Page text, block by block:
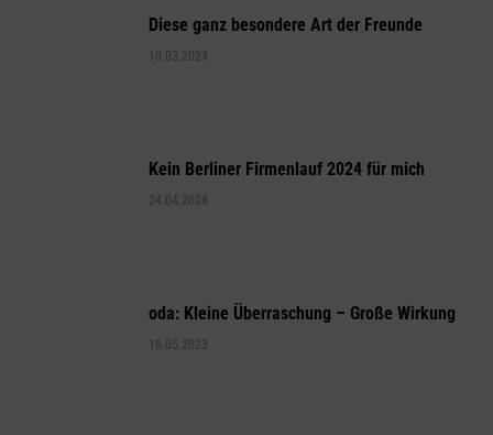
Diese ganz besondere Art der Freunde
10.03.2024
Kein Berliner Firmenlauf 2024 für mich
24.04.2024
oda: Kleine Überraschung – Große Wirkung
16.05.2023